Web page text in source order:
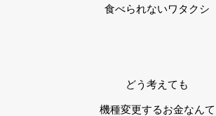
食べられないワタクシ
どう考えても
機種変更するお金なんて